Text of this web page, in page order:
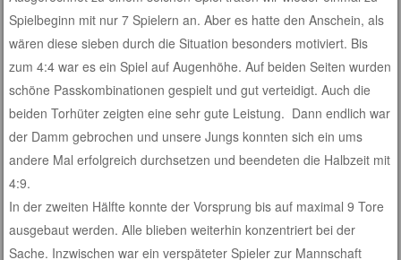
Spielbeginn mit nur 7 Spielern an. Aber es hatte den Anschein, als
wären diese sieben durch die Situation besonders motiviert. Bis
zum 4:4 war es ein Spiel auf Augenhöhe. Auf beiden Seiten wurden
schöne Passkombinationen gespielt und gut verteidigt. Auch die
beiden Torhüter zeigten eine sehr gute Leistung. Dann endlich war
der Damm gebrochen und unsere Jungs konnten sich ein ums
andere Mal erfolgreich durchsetzen und beendeten die Halbzeit mit
4:9.
In der zweiten Hälfte konnte der Vorsprung bis auf maximal 9 Tore
ausgebaut werden. Alle blieben weiterhin konzentriert bei der
Sache. Inzwischen war ein verspäteter Spieler zur Mannschaft